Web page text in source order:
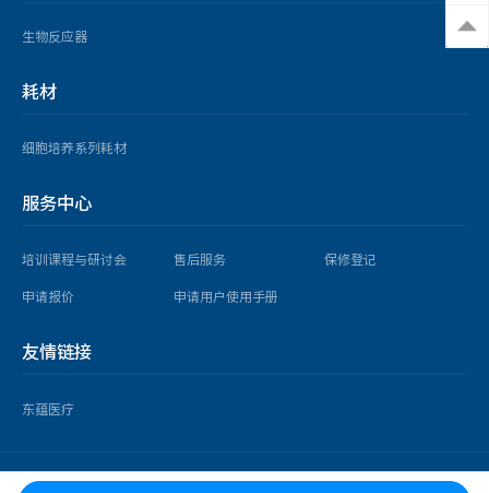
生物反应器
耗材
细胞培养系列耗材
服务中心
培训课程与研讨会 售后服务
保修登记
申请报价
申请用户使用手册
友情链接
东蕴医疗
copyright © 2025 益世科（上海）企业发展有限公司 版权所有 | 沪ICP备